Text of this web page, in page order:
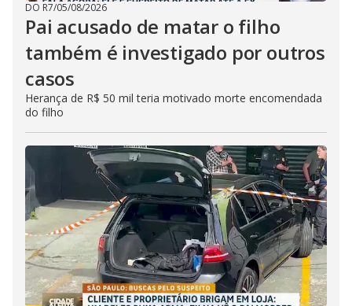
DO R7/05/08/2026
Pai acusado de matar o filho
também é investigado por outros
casos
Herança de R$ 50 mil teria motivado morte encomendada
do filho